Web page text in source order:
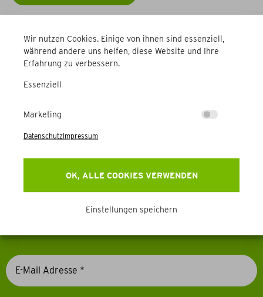
Wir nutzen Cookies. Einige von ihnen sind essenziell,
während andere uns helfen, diese Website und Ihre
Erfahrung zu verbessern.
Essenziell
Marketing
OK, ALLE COOKIES VERWENDEN
Einstellungen speichern
DatenschutzImpressum
Weitere Betriebe
Newsletter
Erhalten Sie Aktuelles, Events & mehr direkt in Ihr
Postfach.